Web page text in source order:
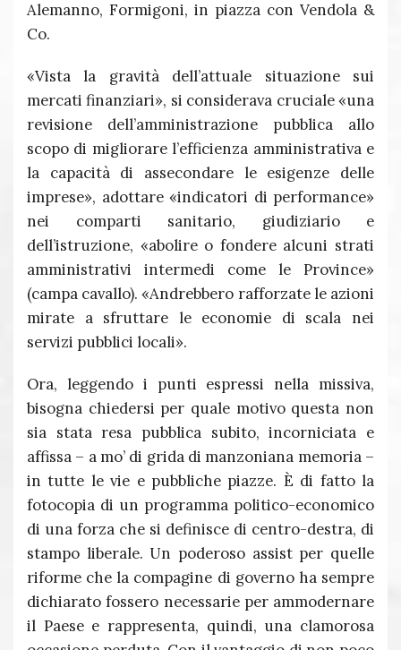
Alemanno, Formigoni, in piazza con Vendola &
Co.
«Vista la gravità dell’attuale situazione sui
mercati finanziari», si considerava cruciale «una
revisione dell’amministrazione pubblica allo
scopo di migliorare l’efficienza amministrativa e
la capacità di assecondare le esigenze delle
imprese», adottare «indicatori di performance»
nei comparti sanitario, giudiziario e
dell’istruzione, «abolire o fondere alcuni strati
amministrativi intermedi come le Province»
(campa cavallo). «Andrebbero rafforzate le azioni
mirate a sfruttare le economie di scala nei
servizi pubblici locali».
Ora, leggendo i punti espressi nella missiva,
bisogna chiedersi per quale motivo questa non
sia stata resa pubblica subito, incorniciata e
affissa – a mo’ di grida di manzoniana memoria –
in tutte le vie e pubbliche piazze. È di fatto la
fotocopia di un programma politico-economico
di una forza che si definisce di centro-destra, di
stampo liberale. Un poderoso assist per quelle
riforme che la compagine di governo ha sempre
dichiarato fossero necessarie per ammodernare
il Paese e rappresenta, quindi, una clamorosa